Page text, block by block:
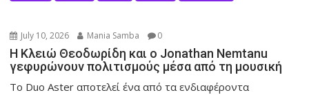
July 10, 2026 Mania Samba 0
Η Κλειώ Θεοδωρίδη και ο Jonathan Nemtanu
γεφυρώνουν πολιτισμούς μέσα από τη μουσική
Το Duo Aster αποτελεί ένα από τα ενδιαφέροντα